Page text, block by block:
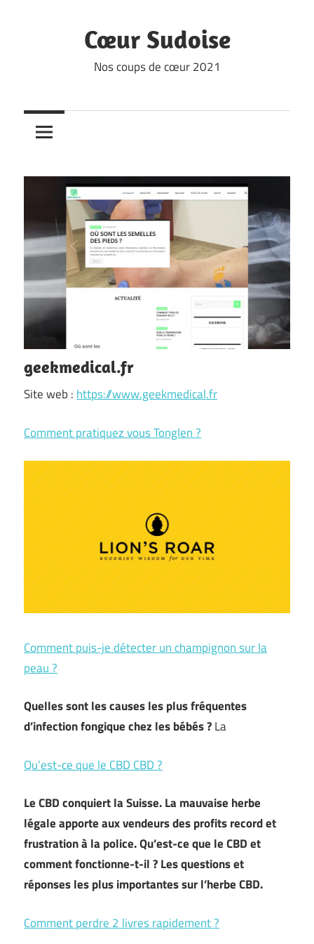
Cœur Sudoise
Nos coups de cœur 2021
geekmedical.fr
Site web : https://www.geekmedical.fr
Comment pratiquez vous Tonglen ?
Comment puis-je détecter un champignon sur la
peau ?
Quelles sont les causes les plus fréquentes
d’infection fongique chez les bébés ?La
Qu’est-ce que le CBD CBD ?
Le CBD conquiert la Suisse. La mauvaise herbe
légale apporte aux vendeurs des profits record et
frustration à la police. Qu’est-ce que le CBD et
comment fonctionne-t-il ? Les questions et
réponses les plus importantes sur l’herbe CBD.
Comment perdre 2 livres rapidement ?